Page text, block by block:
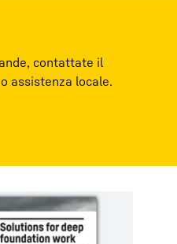
contattate il
assistenza locale.